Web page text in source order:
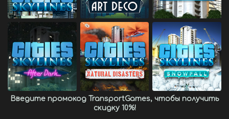
Введите промокод TransportGames, чтобы получить
скидку 10%!